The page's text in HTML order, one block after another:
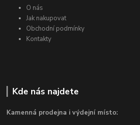
O nás
Jak nakupovat
Obchodní podmínky
Kontakty
Kde nás najdete
Kamenná prodejna i výdejní místo: